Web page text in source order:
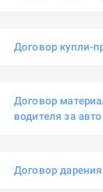
Договор купли-
Договор
водителя за
Договор